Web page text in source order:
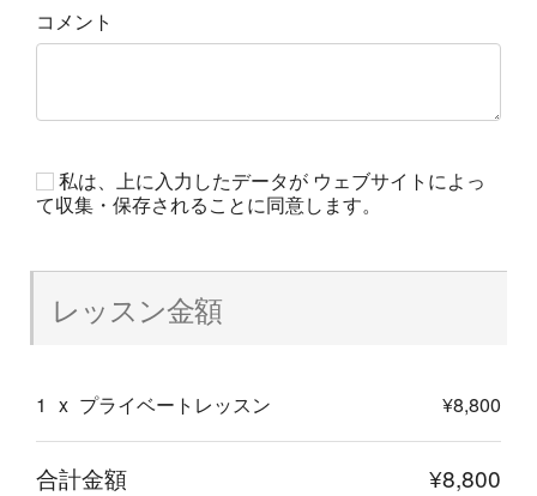
コメント
私は、上に入力したデータが ウェブサイトによっ
て収集・保存されることに同意します。
レッスン金額
1 x プライベートレッスン ¥8,800
合計金額 ¥8,800